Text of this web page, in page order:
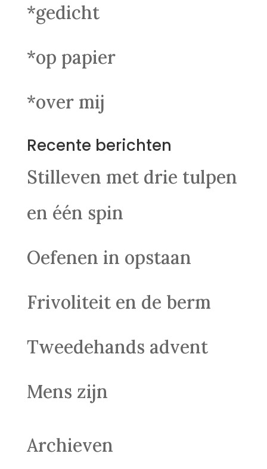
*gedicht
*op papier
*over mij
Recente berichten
Stilleven met drie tulpen
en één spin
Oefenen in opstaan
Frivoliteit en de berm
Tweedehands advent
Mens zijn
Archieven